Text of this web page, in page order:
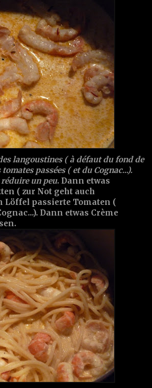
langoustines ( à défaut du fond de
passées ( et du Cognac...).
réduire un peu. Dann etwas
( zur Not geht auch
Löffel passierte Tomaten (
Dann etwas Crème